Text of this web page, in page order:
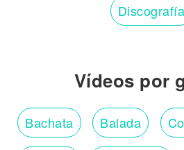
Discografía
Vídeos por
Bachata Balada